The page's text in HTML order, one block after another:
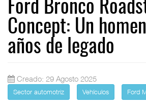
Ford Bronco
Concept: Un
años de legado
Creado: 29 Agosto 2025
Sector automotriz Vehículos Ford